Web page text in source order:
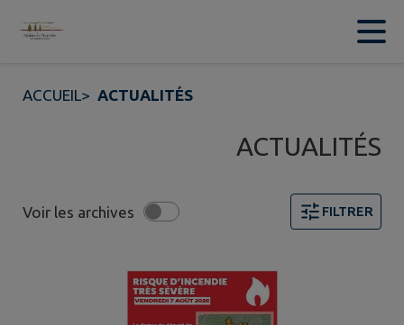
Contenu
ACCUEIL> ACTUALITÉS
ACTUALITÉS
Voir les archives FILTRER